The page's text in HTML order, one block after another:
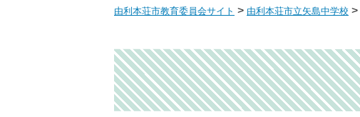
由利本荘市教育委員会サイト > 由利本荘市立矢島中学校 >